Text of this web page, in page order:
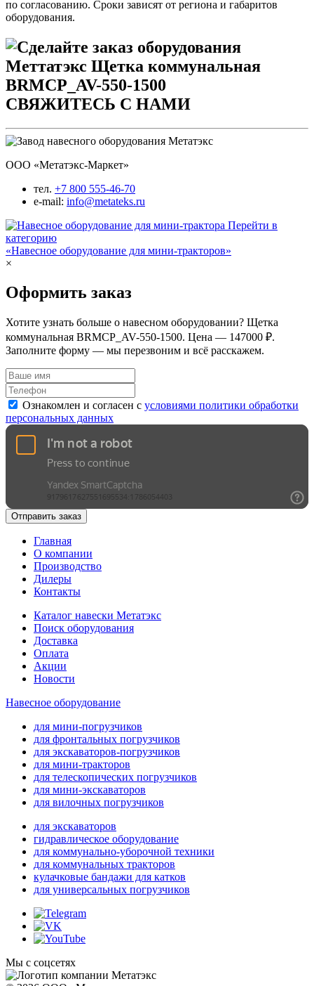
по согласованию. Сроки зависят от региона и габаритов
оборудования.
СВЯЖИТЕСЬ С НАМИ
ООО «Метатэкс-Маркет»
тел. +7 800 555-46-70
e-mail: info@metateks.ru
Перейти в
категорию
«Навесное оборудование для мини-тракторов»
×
Оформить заказ
Хотите узнать больше о навесном оборудовании? Щетка
коммунальная BRMСP_AV-550-1500. Цена — 147000 ₽.
Заполните форму — мы перезвоним и всё расскажем.
Ознакомлен и согласен с условиями политики обработки
персональных данных
Отправить заказ
Главная
О компании
Производство
Дилеры
Контакты
Каталог навески Метатэкс
Поиск оборудования
Доставка
Оплата
Акции
Новости
Навесное оборудование
для мини-погрузчиков
для фронтальных погрузчиков
для экскаваторов-погрузчиков
для мини-тракторов
для телескопических погрузчиков
для мини-экскаваторов
для вилочных погрузчиков
для экскаваторов
гидравлическое оборудование
для коммунально-уборочной техники
для коммунальных тракторов
кулачковые бандажи для катков
для универсальных погрузчиков
Мы с соцсетях